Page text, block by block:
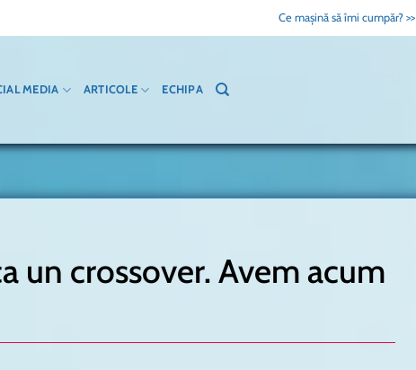
Ce mașină să îmi cumpăr? >>
MEDIA ARTICOLE ECHIPA
un crossover. Avem acum